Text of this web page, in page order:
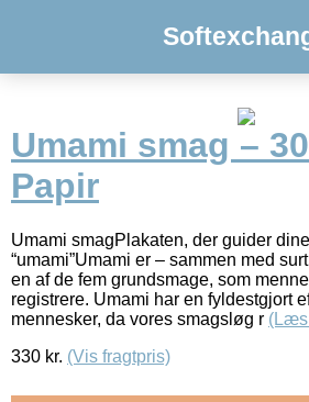
Umami smag –
Papir
Umami smagPlakaten, der guider
“umami”Umami er – sammen med
en af de fem grundsmage, som
registrere. Umami har en fyldestgjort
mennesker, da vores smagsløg r (Læs
330 kr. (Vis fragtpris)